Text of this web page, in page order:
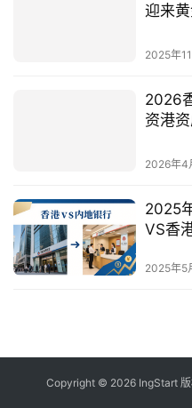
迎来
2025年
2026
资港
2026年4
2025
VS香
2025年5
Copyright © 2026 IngStart 版